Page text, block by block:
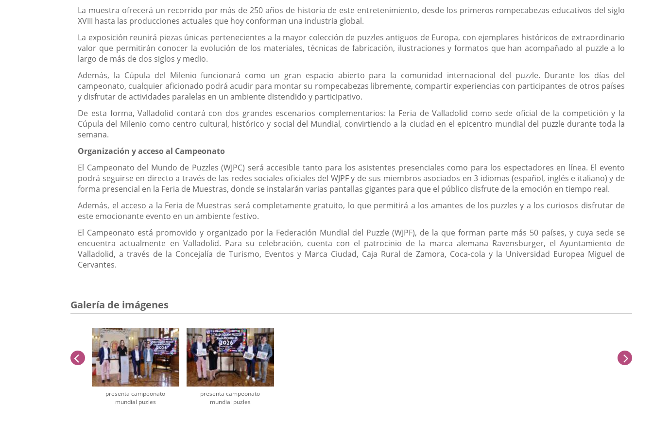
La muestra ofrecerá un recorrido por más de 250 años de historia de este entretenimiento, desde los primeros rompecabezas educativos del siglo
XVIII hasta las producciones actuales que hoy conforman una industria global.
La exposición reunirá piezas únicas pertenecientes a la mayor colección de puzzles antiguos de Europa, con ejemplares históricos de extraordinario
valor que permitirán conocer la evolución de los materiales, técnicas de fabricación, ilustraciones y formatos que han acompañado al puzzle a lo
largo de más de dos siglos y medio.
Además, la Cúpula del Milenio funcionará como un gran espacio abierto para la comunidad internacional del puzzle. Durante los días del
campeonato, cualquier aficionado podrá acudir para montar su rompecabezas libremente, compartir experiencias con participantes de otros países
y disfrutar de actividades paralelas en un ambiente distendido y participativo.
De esta forma, Valladolid contará con dos grandes escenarios complementarios: la Feria de Valladolid como sede oficial de la competición y la
Cúpula del Milenio como centro cultural, histórico y social del Mundial, convirtiendo a la ciudad en el epicentro mundial del puzzle durante toda la
semana.
Organización y acceso al Campeonato
El Campeonato del Mundo de Puzzles (WJPC) será accesible tanto para los asistentes presenciales como para los espectadores en línea. El evento
podrá seguirse en directo a través de las redes sociales oficiales del WJPF y de sus miembros asociados en 3 idiomas (español, inglés e italiano) y de
forma presencial en la Feria de Muestras, donde se instalarán varias pantallas gigantes para que el público disfrute de la emoción en tiempo real.
Además, el acceso a la Feria de Muestras será completamente gratuito, lo que permitirá a los amantes de los puzzles y a los curiosos disfrutar de
este emocionante evento en un ambiente festivo.
El Campeonato está promovido y organizado por la Federación Mundial del Puzzle (WJPF), de la que forman parte más 50 países, y cuya sede se
encuentra actualmente en Valladolid. Para su celebración, cuenta con el patrocinio de la marca alemana Ravensburger, el Ayuntamiento de
Valladolid, a través de la Concejalía de Turismo, Eventos y Marca Ciudad, Caja Rural de Zamora, Coca-cola y la Universidad Europea Miguel de
Cervantes.
Galería de imágenes
presenta campeonato
mundial puzles
presenta campeonato
mundial puzles
anterior